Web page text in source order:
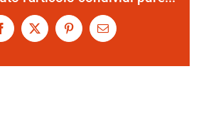
Facebook
X PinterestEmail